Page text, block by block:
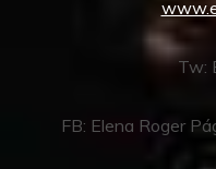
Tw:
FB: Elena Roger